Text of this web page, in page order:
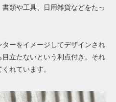
類や工具、日用雑貨などをたっ
ーをイメージしてデザインされ
立たないという利点付き。それ
れています。